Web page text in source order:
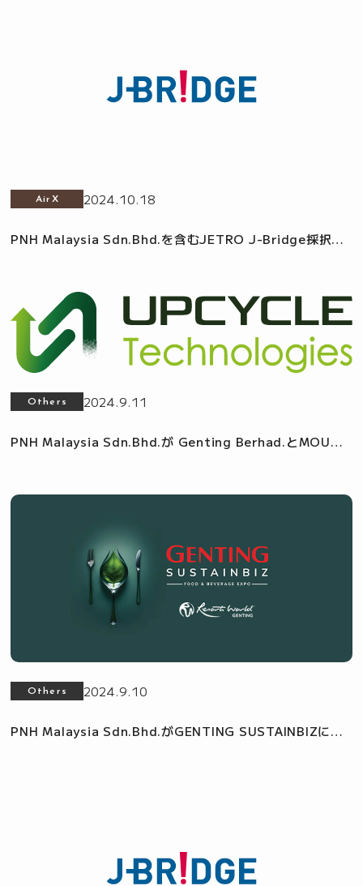
AirX 2024.10.18
PNH Malaysia Sdn.Bhd.を含むJETRO J-Bridge採択の
Others 2024.9.11
PNH Malaysia Sdn.Bhd.が Genting Berhad.とMOUを
Others 2024.9.10
PNH Malaysia Sdn.Bhd.がGENTING SUSTAINBIZに出